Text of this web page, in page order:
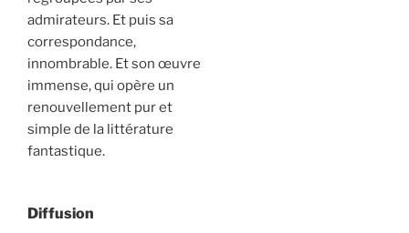
admirateurs. Et puis sa
correspondance,
innombrable. Et son œuvre
immense, qui opère un
renouvellement pur et
simple de la littérature
fantastique.
Diffusion